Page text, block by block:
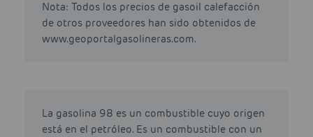
Nota: Todos los precios de gasoil calefacción
de otros proveedores han sido obtenidos de
www.geoportalgasolineras.com.
La gasolina 98 es un combustible cuyo origen
está en el petróleo. Es un combustible con un